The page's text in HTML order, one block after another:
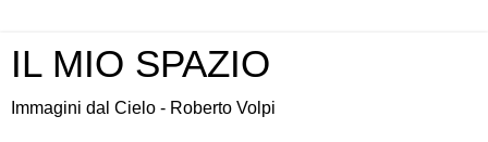
IL MIO SPAZIO
Immagini dal Cielo - Roberto Volpi